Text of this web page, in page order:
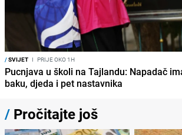
/SVIJET I PRIJE OKO 1H
Pucnjava u školi na Tajlandu: Napadač
baku, djeda i pet nastavnika
/ Pročitajte još